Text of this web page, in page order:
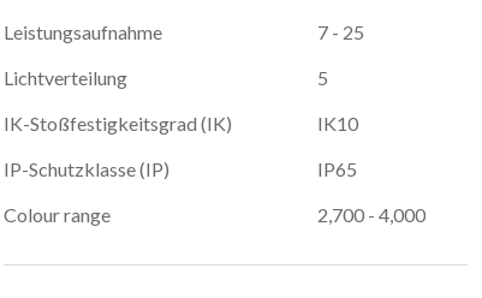
Leistungsaufnahme
7 - 25
Lichtverteilung
5
IK-Stoßfestigkeitsgrad (IK)
IK10
IP-Schutzklasse (IP)
IP65
Colour range
2,700 - 4,000